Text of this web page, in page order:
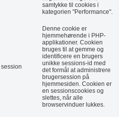
samtykke til cookies i
kategorien "Performance".
session
Denne cookie er
hjemmehørende i PHP-
applikationer. Cookien
bruges til at gemme og
identificere en brugers
unikke sessions-id med
det formål at administrere
brugersession på
hjemmesiden. Cookien er
en sessionscookies og
slettes, når alle
browservinduer lukkes.